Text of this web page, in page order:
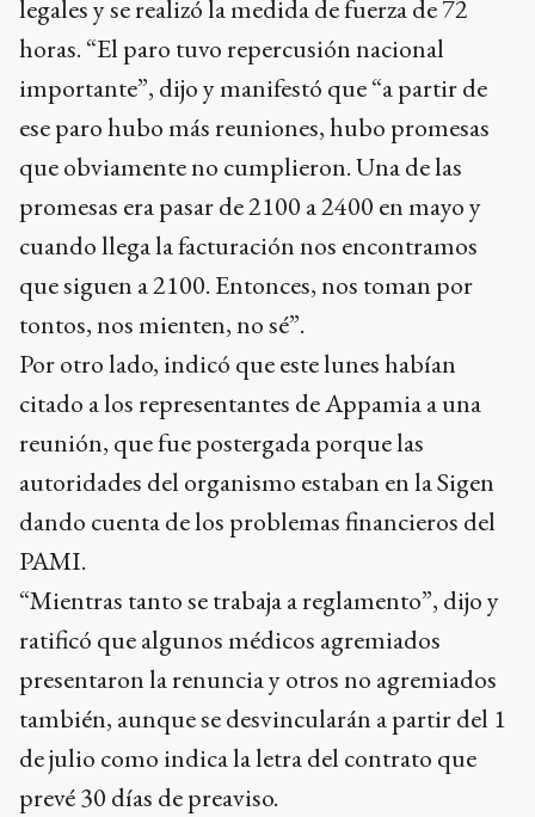
legales y se realizó la medida de fuerza de 72
horas. “El paro tuvo repercusión nacional
importante”, dijo y manifestó que “a partir de
ese paro hubo más reuniones, hubo promesas
que obviamente no cumplieron. Una de las
promesas era pasar de 2100 a 2400 en mayo y
cuando llega la facturación nos encontramos
que siguen a 2100. Entonces, nos toman por
tontos, nos mienten, no sé”.
Por otro lado, indicó que este lunes habían
citado a los representantes de Appamia a una
reunión, que fue postergada porque las
autoridades del organismo estaban en la Sigen
dando cuenta de los problemas financieros del
PAMI.
“Mientras tanto se trabaja a reglamento”, dijo y
ratificó que algunos médicos agremiados
presentaron la renuncia y otros no agremiados
también, aunque se desvincularán a partir del 1
de julio como indica la letra del contrato que
prevé 30 días de preaviso.